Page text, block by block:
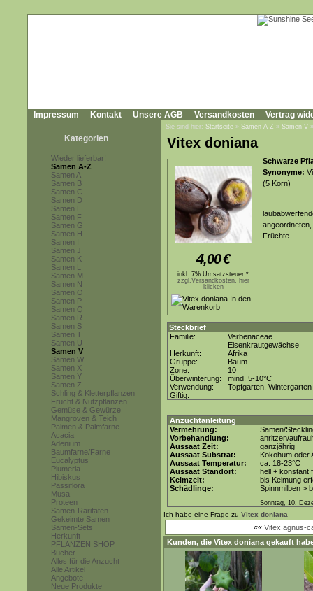
Impressum Kontakt Unsere AGB Versandkosten Vertrag
Kategorien
Wieder lieferbar!
Samen A-Z
Samen A
Samen B
Samen C
Samen D
Samen E
Samen F
Samen G
Samen H
Samen I
Samen J
Samen K
Samen L
Samen M
Samen N
Samen O
Samen P
Samen Q
Samen R
Samen S
Samen T
Samen U
Samen V
Samen W
Samen X
Samen Y
Samen Z
Schling & Kletterpflanzen
Frucht & Nutzpflanzen
Gemüse & Gewürze
Mangroven & Teich
Palmen & Palmfarne
Acacia
Adenium
Baumfarne/Farne
Eucalyptus
Plumeria
Hibiskus
Passiflora
Musa
Proteen
Samen-Raritäten
Gekeimte Samen
Samen-Sets
Herkunft
PFLANZEN SHOP
Bücher
Alles für die Anzucht
Alle Artikel
Angebote
Neue Produkte
Sie sind hier: Startseite » Samen A-Z » Samen V
Vitex doniana
4,00€
inkl. 7% Umsatzsteuer *
zzgl.Versandkosten, hier
klicken
Schwarze
Synonyme:
(5 Korn)
Früchte
Steckbrief
Familie:
Verbenaceae
Eisenkrautgewächse
Herkunft:
Afrika
Gruppe:
Baum
Zone:
10
Überwinterung:
mind. 5-10°C
Verwendung:
Topfgarten, Wintergarten
Giftig:
Anzuchtanleitung
Vermehrung:
Samen/
Vorbehandlung:
anritzen/
Aussaat Zeit:
ganzjährig
Aussaat Substrat:
Kokohum oder
Aussaat Temperatur:
ca. 18-23°C
Aussaat Standort:
hell + konstant
Keimzeit:
bis Keimung
Schädlinge:
Spinnmilben >
Sonntag, 10.
Ich habe eine Frage zu Vitex doniana
«« Vitex agnus-
Kunden, die Vitex doniana gekauft